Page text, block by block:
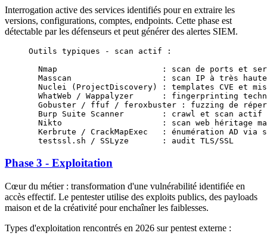
Interrogation active des services identifiés pour en extraire les
versions, configurations, comptes, endpoints. Cette phase est
détectable par les défenseurs et peut générer des alertes SIEM.
Outils typiques - scan actif :
Nmap                      : scan de ports et
Masscan                   : scan IP à très
Nuclei (ProjectDiscovery) : templates CVE et
WhatWeb / Wappalyzer      : fingerprinting
Gobuster / ffuf / feroxbuster : fuzzing de
Burp Suite Scanner        : crawl et scan actif
Nikto                     : scan web héritage
Kerbrute / CrackMapExec   : énumération AD via
  testssl.sh / SSLyze       : audit TLS/SSL
Phase 3 - Exploitation
Cœur du métier : transformation d'une vulnérabilité identifiée en
accès effectif. Le pentester utilise des exploits publics, des payloads
maison et de la créativité pour enchaîner les faiblesses.
Types d'exploitation rencontrés en 2026 sur pentest externe :